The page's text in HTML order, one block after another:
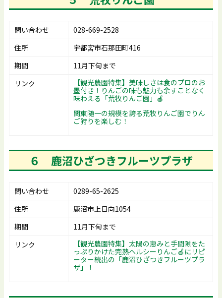
問い合わせ
028-669-2528
住所
宇都宮市石那田町416
期間
11月下旬まで
リンク
【観光農園特集】美味しさは食のプロのお
墨付き！りんごの味も魅力も余すことなく
味わえる「荒牧りんご園」🍎
関東随一の規模を誇る荒牧りんご園でりん
ご狩りを楽しむ！
６ 鹿沼ひざつきフルーツプラザ
問い合わせ
0289-65-2625
住所
鹿沼市上日向1054
期間
11月下旬まで
リンク
【観光農園特集】太陽の恵みと手間隙をた
っぷりかけた完熟ヘルシーりんご🍎にリピ
ーター続出の「鹿沼ひざつきフルーツプラ
ザ」！